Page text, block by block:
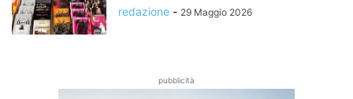
redazione - 29 Maggio 2026
pubblicità